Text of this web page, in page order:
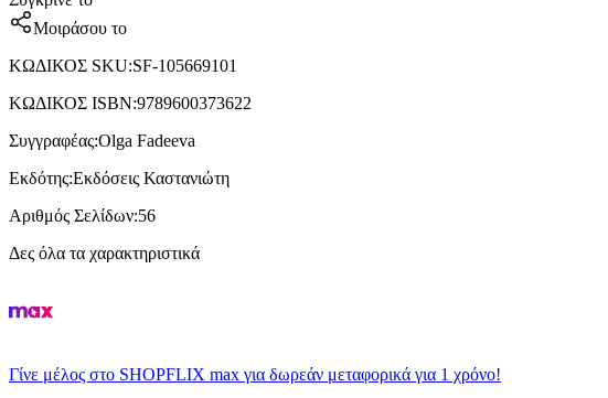
Μοιράσου το
ΚΩΔΙΚΟΣ SKU:SF-105669101
ΚΩΔΙΚΟΣ ISBN:9789600373622
Συγγραφέας:Olga Fadeeva
Εκδότης:Εκδόσεις Καστανιώτη
Αριθμός Σελίδων:56
Δες όλα τα χαρακτηριστικά
Γίνε μέλος στο SHOPFLIX max για δωρεάν μεταφορικά για 1 χρόνο!